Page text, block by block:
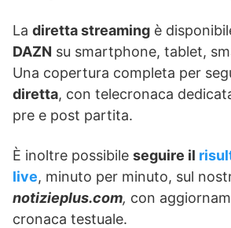
La diretta streaming è
DAZN su smartphone, tablet,
Una copertura completa per
diretta, con telecronaca
pre e post partita.
È inoltre possibile seguire il
live, minuto per minuto, sul
notizieplus.com, con
cronaca testuale.